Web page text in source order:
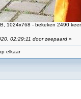
1024x768 - bekeken 2490
02:29:11 door zeepaard »
elkaar